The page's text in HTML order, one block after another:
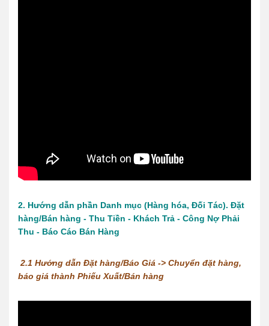
2. Hướng dẫn phần Danh mục (Hàng hóa, Đối Tác). Đặt
hàng/Bán hàng - Thu Tiền - Khách Trả - Công Nợ Phải
Thu - Báo Cáo Bán Hàng
2.1 Hướng dẫn Đặt hàng/Báo Giá -> Chuyển đặt hàng,
báo giá thành Phiếu Xuất/Bán hàng